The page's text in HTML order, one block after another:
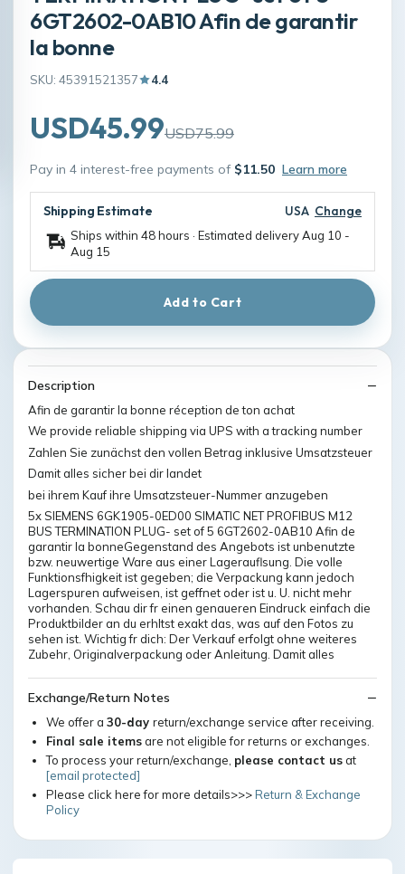
6GT2602-0AB10 Afin de garantir
la bonne
SKU: 45391521357 4.4
USD45.99USD75.99
Pay in 4 interest-free payments of $11.50 Learn more
Shipping Estimate USA Change
Ships within 48 hours · Estimated deliveryAug 10 -
Aug 15
Add to Cart
Description
Afin de garantir la bonne réception de ton achat
We provide reliable shipping via UPS with a tracking number
Zahlen Sie zunächst den vollen Betrag inklusive Umsatzsteuer
Damit alles sicher bei dir landet
bei ihrem Kauf ihre Umsatzsteuer-Nummer anzugeben
5x SIEMENS 6GK1905-0ED00 SIMATIC NET PROFIBUS M12
BUS TERMINATION PLUG- set of 5 6GT2602-0AB10 Afin de
garantir la bonneGegenstand des Angebots ist unbenutzte
bzw. neuwertige Ware aus einer Lagerauflsung. Die volle
Funktionsfhigkeit ist gegeben; die Verpackung kann jedoch
Lagerspuren aufweisen, ist geffnet oder ist u. U. nicht mehr
vorhanden. Schau dir fr einen genaueren Eindruck einfach die
Produktbilder an du erhltst exakt das, was auf den Fotos zu
sehen ist. Wichtig fr dich: Der Verkauf erfolgt ohne weiteres
Zubehr, Originalverpackung oder Anleitung. Damit alles
Exchange/Return Notes
We offer a 30-day return/exchange service after receiving.
Final sale itemsare not eligible for returns or exchanges.
To process your return/exchange, please contact usat
[email protected]
Please click here for more details>>>Return & Exchange
Policy